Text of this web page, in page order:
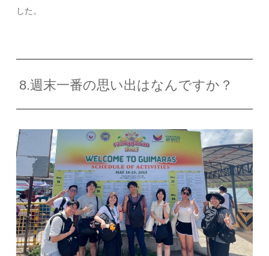
した。
8.週末一番の思い出はなんですか？